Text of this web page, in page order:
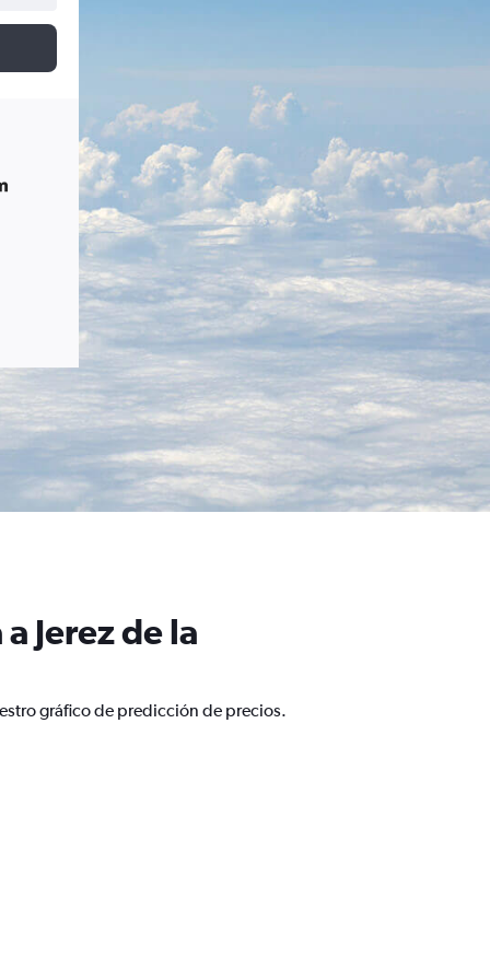
Jerez de la
gráfico de predicción de precios.